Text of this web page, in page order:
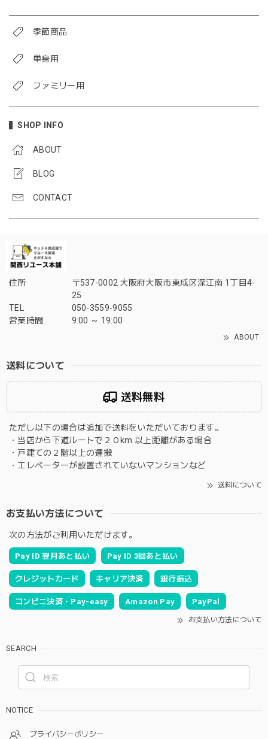
季節商品
単身用
ファミリー用
SHOP INFO
ABOUT
BLOG
CONTACT
住所
〒537-0002 大阪府大阪市東成区深江南 1丁目4-
25
TEL
050-3559-9055
営業時間
9:00 ～ 19:00
ABOUT
送料について
送料無料
ただし以下の場合は追加で送料をいただいております。
・当店から下道ルートで２０km 以上距離がある場合
・戸建ての２階以上の運搬
・エレベーターが設置されていないマンションなど
送料について
お支払い方法について
次の方法がご利用いただけます。
Pay ID 翌月あと払い Pay ID 3回あと払い
クレジットカード キャリア決済 銀行振込
コンビニ決済・Pay-easy Amazon Pay PayPal
お支払い方法について
SEARCH
NOTICE
プライバシーポリシー